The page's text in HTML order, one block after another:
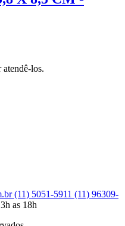
atendê-los.
(11) 5051-5911 (11) 96309-
as 18h